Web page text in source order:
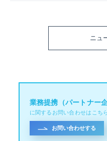
ニュ
業務提携（パートナー
に関するお問い合わせはこち
お問い合わせする